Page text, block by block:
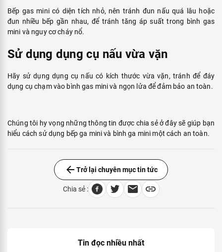
5 bước sử dụng bếp ga mini an toàn, tiết
Bí quyết cho bữa tiệc nướng thơm ngon,
tròn vị!